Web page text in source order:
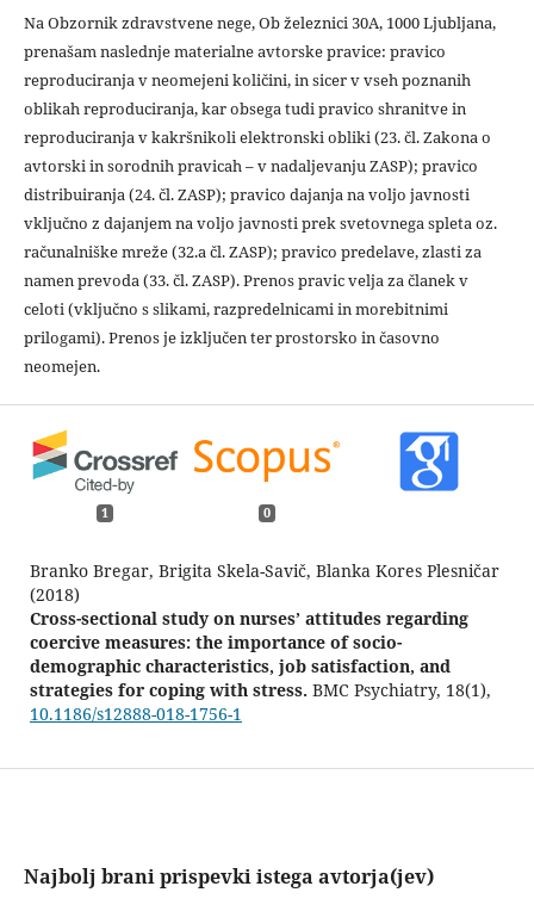
Na Obzornik zdravstvene nege, Ob železnici 30A, 1000 Ljubljana,
prenašam naslednje materialne avtorske pravice: pravico
reproduciranja v neomejeni količini, in sicer v vseh poznanih
oblikah reproduciranja, kar obsega tudi pravico shranitve in
reproduciranja v kakršnikoli elektronski obliki (23. čl. Zakona o
avtorski in sorodnih pravicah – v nadaljevanju ZASP); pravico
distribuiranja (24. čl. ZASP); pravico dajanja na voljo javnosti
vključno z dajanjem na voljo javnosti prek svetovnega spleta oz.
računalniške mreže (32.a čl. ZASP); pravico predelave, zlasti za
namen prevoda (33. čl. ZASP). Prenos pravic velja za članek v
celoti (vključno s slikami, razpredelnicami in morebitnimi
prilogami). Prenos je izključen ter prostorsko in časovno
neomejen.
1 0
Branko Bregar, Brigita Skela-Savič, Blanka Kores Plesničar
(2018)
Cross-sectional study on nurses’ attitudes regarding
coercive measures: the importance of socio-
demographic characteristics, job satisfaction, and
strategies for coping with stress. BMC Psychiatry, 18(1),
10.1186/s12888-018-1756-1
Najbolj brani prispevki istega avtorja(jev)